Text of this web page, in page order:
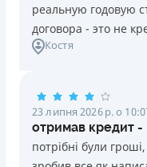
реальную годовую
договора - это не
Костя
23 липня 2026 р. о
отримав кредит
потрібні були